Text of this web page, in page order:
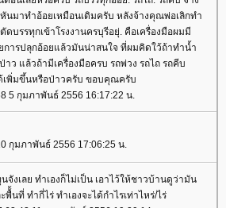
นมาทำอ้อยเหมือนเดิมครับ หลังจ้างคุณพ่อเลิกทำ
บรรทุกเข้าโรงงานครบุรีอยุ่. คือเครื่องมือผมมี
ารปลุกอ้อยแล้วมันน่าสนใจ ที่ผมคิดใว้ถ้าทำน้ำ
ว แล้วถ้ามีเครื่องมือครบ รถพ่วง รถไถ รถคีบ
เพิ่มขึ้นหรือป่าวครับ ขอบคุณครับ
5 กุมภาพันธ์ 2556 16:17:22 น.
กุมภาพันธ์ 2556 17:06:25 น.
งเลย ทำเองก็ไม่เป็น เอาไว้ให้ชาวบ้านดูว่ามัน
นที่ ทำกี่ไร่ ทำเองจะได้กำไรเท่าไหร่/ไร่